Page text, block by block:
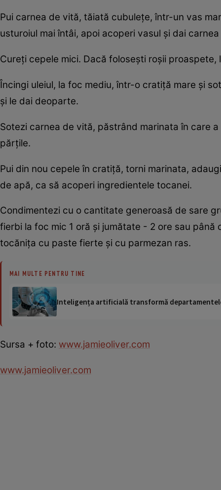
Pui carnea de vită, tăiată cubuleţe, într-un vas
usturoiul mai întâi, apoi acoperi vasul şi dai
Cureţi cepele mici. Dacă foloseşti roşii proaspete,
Încingi uleiul, la foc mediu, într-o cratiţă mare şi
şi le dai deoparte.
Sotezi carnea de vită, păstrând marinata în care
părţile.
Pui din nou cepele în cratiţă, torni marinata,
de apă, ca să acoperi ingredientele tocanei.
Condimentezi cu o cantitate generoasă de sare
fierbi la foc mic 1 oră şi jumătate - 2 ore sau
tocăniţa cu paste fierte şi cu parmezan ras.
MAI MULTE PENTRU TINE
Inteligența artificială transformă
Sursa + foto: www.jamieoliver.com
www.jamieoliver.com